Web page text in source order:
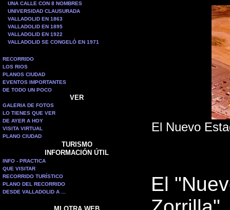
UNA CALLE CON 8 NOMBRES
UNIVERSIDAD CLAUSURADA
VALLADOLID EN 1863
VALLADOLID EN 1895
VALLADOLID EN 1922
VALLADOLID SE CONGELÓ EN 1971
RECORRIDO
LOS RIOS
PLANOS CIUDAD
EVENTOS IMPORTANTES
DE TODO UN POCO
VER
GALERIA DE FOTOS
LO TIENES QUE VER
DE AYER A HOY
VISITA VIRTUAL
PLANO CIUDAD
TURISMO
INFORMACIÓN ÚTIL
INFO - PRACTICA
QUE VISITAR
RECORRIDO TURÍSTICO
PLANO DEL RECORRIDO
DESDE VALLADOLID A ...
El Nuevo
El